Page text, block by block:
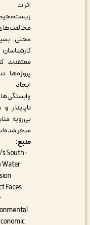
زیست‌محیطی و
مخالفت‌های
محلی. بسیاری از
کارشناسان
معتقدند که این
پروژه‌ها تنها به
وابستگی‌های
ناپایدار و مصرف
بی‌رویه منابع آبی
منجر شده‌اند.
China’s South-
North Water
Diversion
Project Faces
Environmental
and Economic